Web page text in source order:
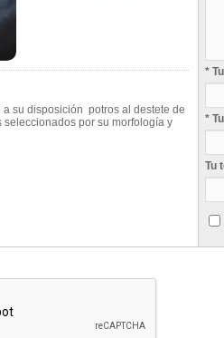
a su disposición potros al destete de
seleccionados por su morfología y
*
*
Tu